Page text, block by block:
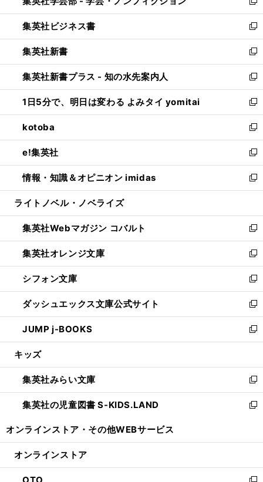
開
く
ウ
で
開
く
ィ
ン
ド
ウ
で
開
く
新
し
い
ウ
ィ
ン
ド
ウ
で
開
く
集英社ビジネス書
新
し
い
ウ
ィ
ン
ド
ウ
で
開
く
集英社新書
新
し
い
ウ
ィ
ン
ド
ウ
で
開
く
集英社新書プラス - 知の水先案内人
新
し
い
ウ
ィ
ン
ド
ウ
で
開
1日5分で、明日は変わる よみタイ yomitai
新
し
い
ウ
ィ
ン
ド
ウ
開
く
kotoba
新
し
い
ウ
ィ
ン
ウ
で
開
く
e!集英社
新
し
い
ウ
ン
ド
ウ
で
開
く
情報・知識＆オピニオン imidas
新
し
ウ
ィ
ン
ド
ウ
で
開
く
ライトノベル・ノベライズ
集英社Webマガジン コバルト
新
し
い
ウ
ィ
ン
ド
ウ
で
開
集英社オレンジ文庫
新
し
い
ウ
ィ
ン
ド
ウ
開
く
シフォン文庫
新
し
い
ウ
ィ
ン
ウ
で
開
く
ダッシュエックス文庫公式サイト
新
し
い
ウ
ン
ド
ウ
で
JUMP j-BOOKS
新
し
ウ
ィ
ン
ド
開
キッズ
集英社みらい文庫
新
し
い
ン
ウ
集英社の児童図書 S-KIDS.LAND
新
ウ
ン
オンラインストア・ その他WEBサービス
オンラインストア